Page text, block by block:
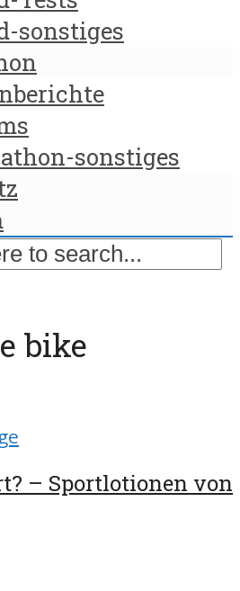
sonstiges
sonstiges
bike
– Sportlotionen von